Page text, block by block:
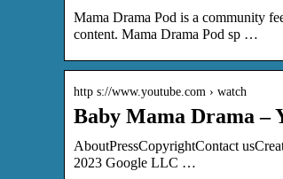
Mama Drama Pod is a community
content. Mama Drama Pod sp …
http s://www.youtube.com › watch
Baby Mama Drama –
AboutPressCopyrightContact
2023 Google LLC …